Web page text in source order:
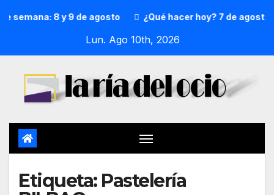
8 y 9 de agosto ¿Qué hacer hoy? 7 de agosto
Lun. Ago 10th, 2026
Etiqueta: Pastelería